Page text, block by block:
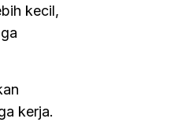
kecil,
kerja.